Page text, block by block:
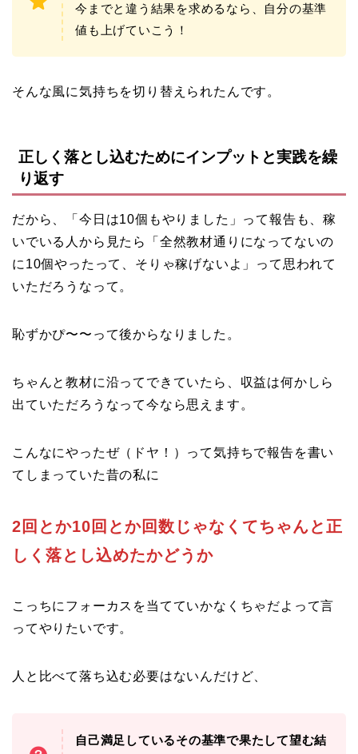
今までと違う結果を求めるなら、自分の基準
値も上げていこう！
そんな風に気持ちを切り替えられたんです。
正しく落とし込むためにインプットと実践を繰
り返す
だから、「今日は10個もやりました」って報告も、稼
いでいる人から見たら「全然教材通りになってないの
に10個やったって、そりゃ稼げないよ」って思われて
いただろうなって。
恥ずかぴ〜〜って後からなりました。
ちゃんと教材に沿ってできていたら、収益は何かしら
出ていただろうなって今なら思えます。
こんなにやったぜ（ドヤ！）って気持ちで報告を書い
てしまっていた昔の私に
2回とか10回とか回数じゃなくてちゃんと正
しく落とし込めたかどうか
こっちにフォーカスを当てていかなくちゃだよって言
ってやりたいです。
人と比べて落ち込む必要はないんだけど、
自己満足しているその基準で果たして望む結